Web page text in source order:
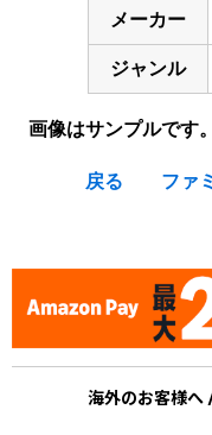
メーカー
ジャンル
画像はサンプルです
戻る ファ
海外のお客様